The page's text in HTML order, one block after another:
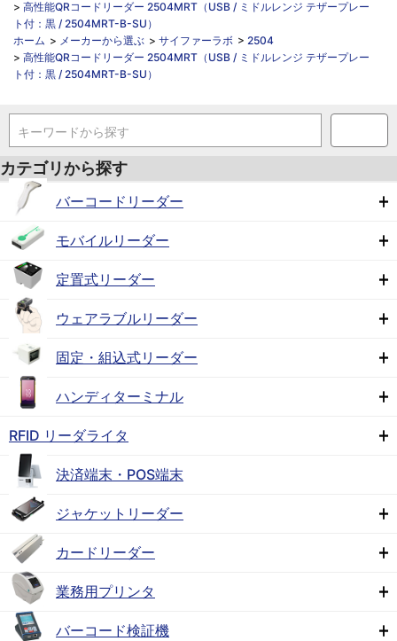
> 高性能QRコードリーダー 2504MRT（USB / ミドルレンジ テザープレー
ト付：黒 / 2504MRT-B-SU）
ホーム > メーカーから選ぶ > サイファーラボ > 2504
> 高性能QRコードリーダー 2504MRT（USB / ミドルレンジ テザープレー
ト付：黒 / 2504MRT-B-SU）
キーワードから探す
カテゴリから探す
バーコードリーダー
モバイルリーダー
定置式リーダー
ウェアラブルリーダー
固定・組込式リーダー
ハンディターミナル
RFID リーダライタ
決済端末・POS端末
ジャケットリーダー
カードリーダー
業務用プリンタ
バーコード検証機